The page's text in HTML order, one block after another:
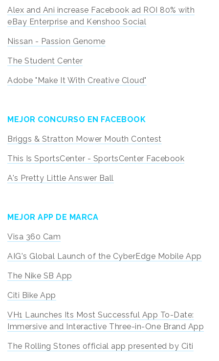
Alex and Ani increase Facebook ad ROI 80% with
eBay Enterprise and Kenshoo Social
Nissan - Passion Genome
The Student Center
Adobe "Make It With Creative Cloud"
MEJOR CONCURSO EN FACEBOOK
Briggs & Stratton Mower Mouth Contest
This Is SportsCenter - SportsCenter Facebook
A's Pretty Little Answer Ball
MEJOR APP DE MARCA
Visa 360 Cam
AIG's Global Launch of the CyberEdge Mobile App
The Nike SB App
Citi Bike App
VH1 Launches Its Most Successful App To-Date:
Immersive and Interactive Three-in-One Brand App
The Rolling Stones official app presented by Citi